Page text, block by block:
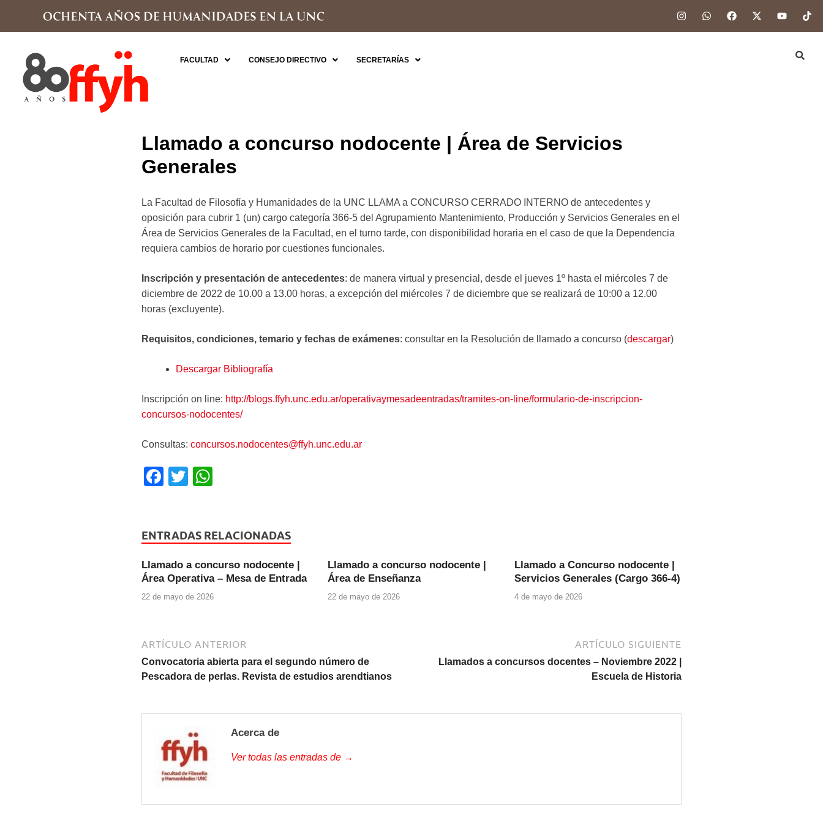
FACULTAD CONSEJO DIRECTIVO SECRETARÍAS
Llamado a concurso nodocente | Área de Servicios
Generales
La Facultad de Filosofía y Humanidades de la UNC LLAMA a CONCURSO CERRADO INTERNO de antecedentes y
oposición para cubrir 1 (un) cargo categoría 366-5 del Agrupamiento Mantenimiento, Producción y Servicios Generales en el
Área de Servicios Generales de la Facultad, en el turno tarde, con disponibilidad horaria en el caso de que la Dependencia
requiera cambios de horario por cuestiones funcionales.
Inscripción y presentación de antecedentes: de manera virtual y presencial, desde el jueves 1º hasta el miércoles 7 de
diciembre de 2022 de 10.00 a 13.00 horas, a excepción del miércoles 7 de diciembre que se realizará de 10:00 a 12.00
horas (excluyente).
Requisitos, condiciones, temario y fechas de exámenes: consultar en la Resolución de llamado a concurso (descargar)
Descargar Bibliografía
Inscripción on line: http://blogs.ffyh.unc.edu.ar/operativaymesadeentradas/tramites-on-line/formulario-de-inscripcion-
concursos-nodocentes/
Consultas: concursos.nodocentes@ffyh.unc.edu.ar
F
e
o
o
T
er s
p
p
ENTRADAS RELACIONADAS
Llamado a concurso nodocente |
Área Operativa – Mesa de Entrada
22 de mayo de 2026
Llamado a concurso nodocente |
Área de Enseñanza
22 de mayo de 2026
Llamado a Concurso nodocente |
Servicios Generales (Cargo 366-4)
4 de mayo de 2026
ARTÍCULO ANTERIOR
Convocatoria abierta para el segundo número de
Pescadora de perlas. Revista de estudios arendtianos
ARTÍCULO SIGUIENTE
Llamados a concursos docentes – Noviembre 2022 |
Escuela de Historia
Acerca de
Ver todas las entradas de →